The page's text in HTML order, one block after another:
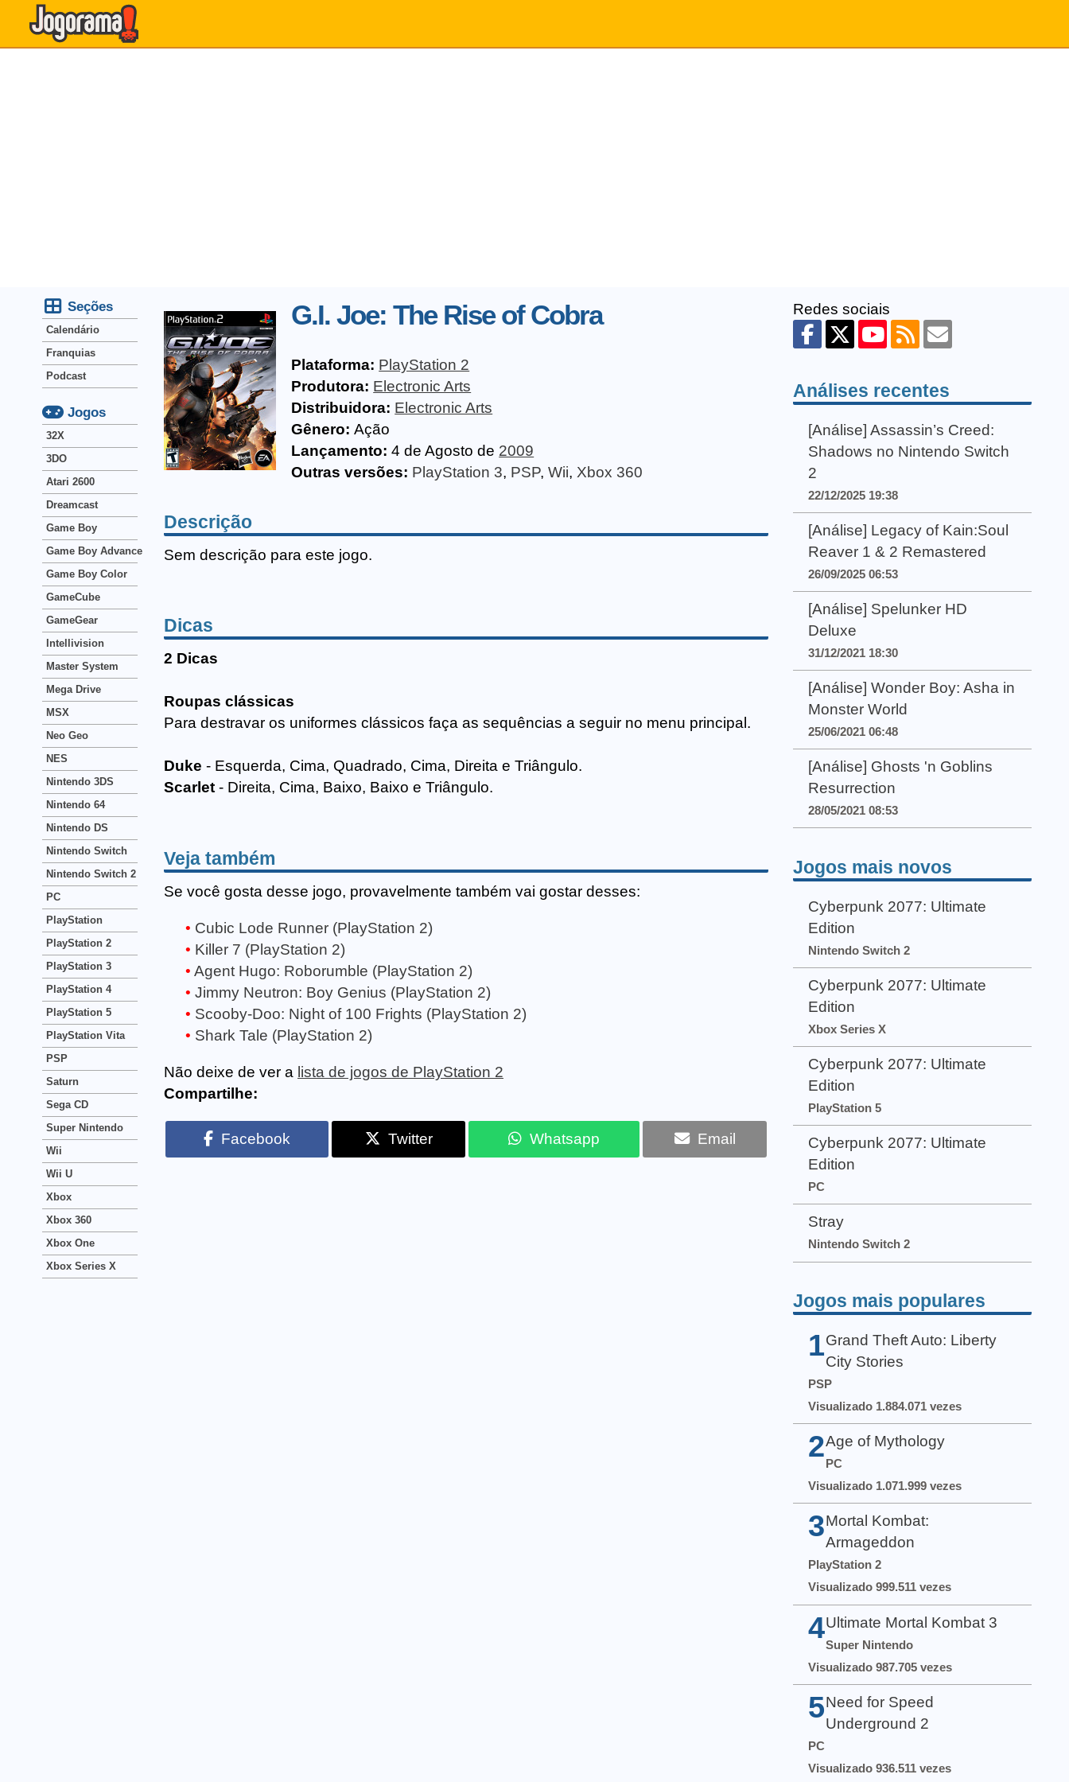
G.I. Joe: The Rise of Cobra
Plataforma: PlayStation 2
Produtora: Electronic Arts
Distribuidora: Electronic Arts
Gênero: Ação
Lançamento: 4 de Agosto de 2009
Outras versões: PlayStation 3, PSP,Wii, Xbox 360
Descrição
Sem descrição para este jogo.
Dicas
2 Dicas
Roupas clássicas
Para destravar os uniformes clássicos faça as sequências a seguir no menu principal.
Duke - Esquerda, Cima, Quadrado, Cima, Direita e Triângulo.
Scarlet - Direita, Cima, Baixo, Baixo e Triângulo.
Veja também
Se você gosta desse jogo, provavelmente também vai gostar desses:
Cubic Lode Runner (PlayStation 2)
Killer 7 (PlayStation 2)
Agent Hugo: Roborumble (PlayStation 2)
Jimmy Neutron: Boy Genius (PlayStation 2)
Scooby-Doo: Night of 100 Frights (PlayStation 2)
Shark Tale (PlayStation 2)
Não deixe de ver a lista de jogos de PlayStation 2
Compartilhe:
Facebook Twitter Whatsapp Email
Seções
Calendário
Franquias
Podcast
Jogos
32X
3DO
Atari 2600
Dreamcast
Game Boy
Game Boy Advance
Game Boy Color
GameCube
GameGear
Intellivision
Master System
Mega Drive
MSX
Neo Geo
NES
Nintendo 3DS
Nintendo 64
Nintendo DS
Nintendo Switch
Nintendo Switch 2
PC
PlayStation
PlayStation 2
PlayStation 3
PlayStation 4
PlayStation 5
PlayStation Vita
PSP
Saturn
Sega CD
Super Nintendo
Wii
Wii U
Xbox
Xbox 360
Xbox One
Xbox Series X
Redes sociais
Análises recentes
[Análise] Assassin’s Creed:
Shadows no Nintendo Switch
2
22/12/2025 19:38
[Análise] Legacy of Kain:Soul
Reaver 1 & 2 Remastered
26/09/2025 06:53
[Análise] Spelunker HD
Deluxe
31/12/2021 18:30
[Análise] Wonder Boy: Asha in
Monster World
25/06/2021 06:48
[Análise] Ghosts 'n Goblins
Resurrection
28/05/2021 08:53
Jogos mais novos
Cyberpunk 2077: Ultimate
Edition
Nintendo Switch 2
Cyberpunk 2077: Ultimate
Edition
Xbox Series X
Cyberpunk 2077: Ultimate
Edition
PlayStation 5
Cyberpunk 2077: Ultimate
Edition
PC
Stray
Nintendo Switch 2
Jogos mais populares
1 Grand Theft Auto: Liberty
City Stories
PSP
Visualizado 1.884.071 vezes
2Age of Mythology
PC
Visualizado 1.071.999 vezes
3 Mortal Kombat:
Armageddon
PlayStation 2
Visualizado 999.511 vezes
4 Ultimate Mortal Kombat 3
Super Nintendo
Visualizado 987.705 vezes
5 Need for Speed
Underground 2
PC
Visualizado 936.511 vezes